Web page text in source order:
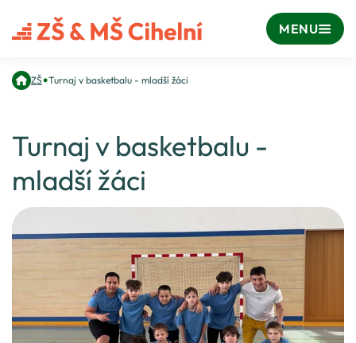
MENU
ZŠ•Turnaj v basketbalu - mladší žáci
Turnaj v basketbalu -
mladší žáci